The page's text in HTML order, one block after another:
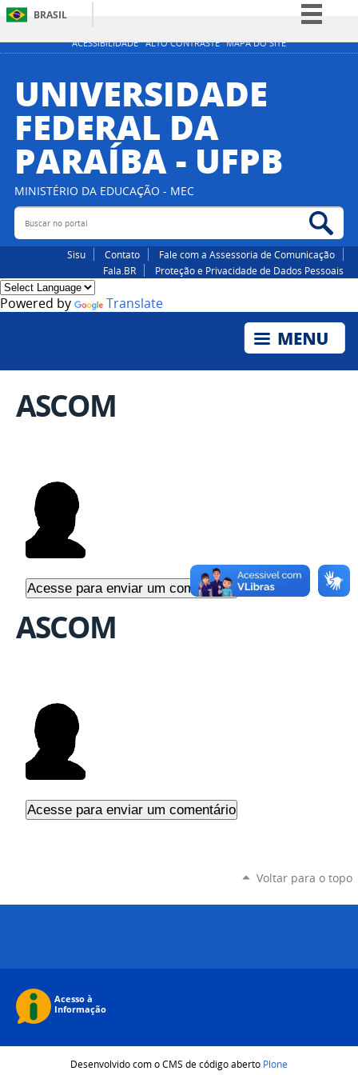
ACESSIBILIDADE ALTO CONTRASTE MAPA DO SITE
BRASIL
Simplifique!
Participe
Acesso à informação
Canais
UNIVERSIDADE
FEDERAL DA
PARAÍBA - UFPB
MINISTÉRIO DA EDUCAÇÃO - MEC
Buscar no portal
Sisu Contato
Fale com a Assessoria de Comunicação
Fala.BR
Proteção e Privacidade de Dados Pessoais
Powered by Translate
ASCOM
ASCOM
Voltar para o topo
Desenvolvido com o CMS de código aberto Plone